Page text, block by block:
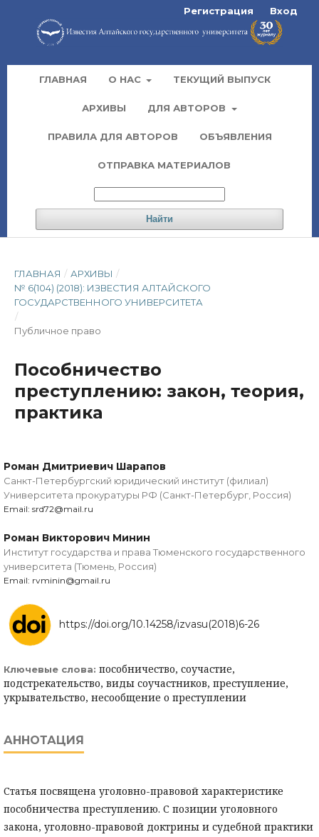
ГЛАВНАЯ О НАС ТЕКУЩИЙ ВЫПУСК
АРХИВЫ ДЛЯ АВТОРОВ
ПРАВИЛА ДЛЯ АВТОРОВ ОБЪЯВЛЕНИЯ
ОТПРАВКА МАТЕРИАЛОВ
Найти
Регистрация Вход
ГЛАВНАЯ / АРХИВЫ /
№ 6(104) (2018): ИЗВЕСТИЯ АЛТАЙСКОГО
ГОСУДАРСТВЕННОГО УНИВЕРСИТЕТА
/
Публичное право
Пособничество
преступлению: закон, теория,
практика
Роман Дмитриевич Шарапов
Санкт-Петербургский юридический институт (филиал)
Университета прокуратуры РФ (Санкт-Петербург, Россия)
Email: srd72@mail.ru
Роман Викторович Минин
Институт государства и права Тюменского государственного
университета (Тюмень, Россия)
Email: rvminin@gmail.ru
https://doi.org/10.14258/izvasu(2018)6-26
Ключевые слова: пособничество, соучастие,
подстрекательство, виды соучастников, преступление,
укрывательство, несообщение о преступлении
АННОТАЦИЯ
Статья посвящена уголовно-правовой характеристике
пособничества преступлению. С позиции уголовного
закона, уголовно-правовой доктрины и судебной практики